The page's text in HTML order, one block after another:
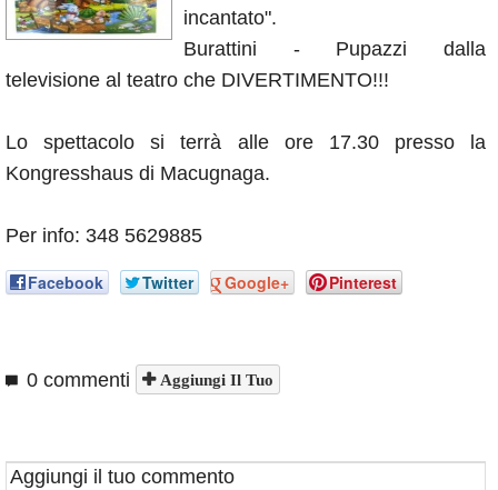
Annunci
incantato".
Burattini - Pupazzi dalla
televisione al teatro che DIVERTIMENTO!!!
Lo spettacolo si terrà alle ore 17.30 presso la
Kongresshaus di Macugnaga.
Per info: 348 5629885
Facebook Twitter Google+ Pinterest
0 commenti Aggiungi Il Tuo
Aggiungi il tuo commento